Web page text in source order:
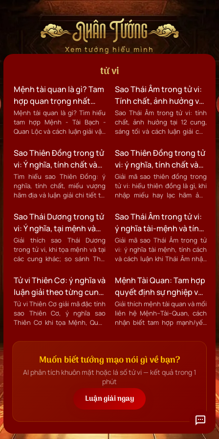
Nhân Tướng
Xem tướng hiểu mình
tử vi
Mệnh tài quan là gì? Tam
hợp quan trọng nhất
trong lá số tử vi
Mệnh tài quan là gì? Tìm hiểu
tam hợp Mệnh - Tài Bạch -
Quan Lộc và cách luận giải vận
Sao Thái Âm trong tử vi:
Tính chất, ảnh hưởng và
cách luận giải
Sao Thái Âm trong tử vi: tính
chất, ảnh hưởng tại 12 cung,
sáng tối và cách luận giải cho
Sao Thiên Đồng trong tử
vi: Ý nghĩa, tính chất và
luận giải 12 cung
Tìm hiểu sao Thiên Đồng: ý
nghĩa, tính chất, miếu vượng
hãm địa và luận giải chi tiết tại
Sao Thiên Đồng trong tử
vi: ý nghĩa, tính chất và
lời khuyên thực tế
Giải mã sao thiên đồng trong
tử vi: hiểu thiên đồng là gì, khi
nhập miếu hay lạc hãm ảnh
cách hóa giải.
Sao Thái Dương trong tử
vi: Ý nghĩa, tại mệnh và
ảnh hưởng sự nghiệp
Giải thích sao Thái Dương
trong tử vi, khi tọa mệnh và tại
các cung khác; so sánh Thái
lên sự nghiệp, danh vọng.
Sao Thái Âm trong tử vi:
ý nghĩa tài-mệnh và tính
cách chi tiết
Giải mã sao Thái Âm trong tử
vi: ý nghĩa tài mệnh, tính cách
và cách luận khi Thái Âm nhập
dụng thực tế.
Tử vi Thiên Cơ: ý nghĩa và
luận giải theo từng cung
trong lá số
Tử vi Thiên Cơ giải mã đặc tính
sao Thiên Cơ, ý nghĩa sao
Thiên Cơ khi tọa Mệnh, Quan
tử vi Thiên Cơ.
Mệnh Tài Quan: Tam hợp
quyết định sự nghiệp và
tài lộc trong tử vi
Giải thích mệnh tài quan và mối
liên hệ Mệnh–Tài–Quan, cách
nhận biết tam hợp mạnh/yếu
vi mệnh tài lộc.
Muốn biết tướng mạo nói gì về bạn?
AI phân tích khuôn mặt hoặc lá số tử vi — kết quả trong 1
phút
Luận giải ngay